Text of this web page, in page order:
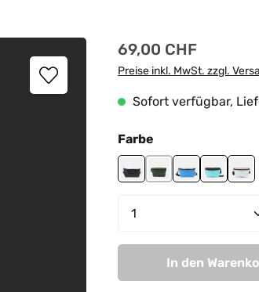
Regulärer Preis:
69,00 CHF
Preise inkl. MwSt. zzgl.
Sofort verfügbar,
Farbe
black-off white
jungle green-mud
lightblue-white
mint-
Produkt
In den